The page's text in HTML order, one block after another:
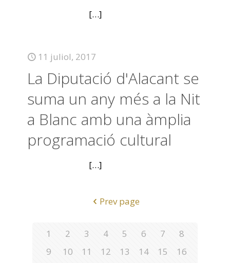
[…]
11 juliol, 2017
La Diputació d'Alacant se
suma un any més a la Nit
a Blanc amb una àmplia
programació cultural
[…]
Prev page
1 2 3 4 5 6 7
8
9
10 11 12 13 14 15
16